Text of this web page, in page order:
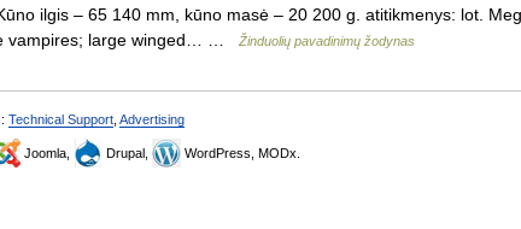
ilgis – 65 140 mm, kūno masė – 20 200 g. atitikmenys: lot.
vampires; large winged… …
Žinduolių pavadinimų žodynas
Technical Support Advertising
Joomla, Drupal, WordPress, MODx.